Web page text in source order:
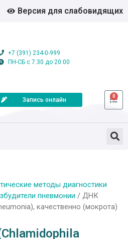
Версия для слабовидящих
+7 (391) 234-0-999
ПН-СБ с 7:30 до 20:00
Запись онлайн
0
методы диагностики
пневмонии / ДНК
качественно (мокрота)